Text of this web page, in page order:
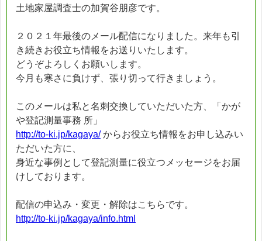
土地家屋調査士の加賀谷朋彦です。
２０２１年最後のメール配信になりました。来年も引
き続きお役立ち情報をお送りいたします。
どうぞよろしくお願いします。
今月も寒さに負けず、張り切って行きましょう。
このメールは私と名刺交換していただいた方、「かが
や登記測量事務 所」
http://to-ki.jp/kagaya/からお役立ち情報をお申し込みい
ただいた方に、
身近な事例として登記測量に役立つメッセージをお届
けしております。
配信の申込み・変更・解除はこちらです。
http://to-ki.jp/kagaya/info.html